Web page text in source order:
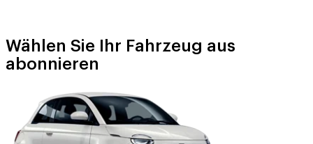
Wählen Sie Ihr Fahrzeug aus
abonnieren